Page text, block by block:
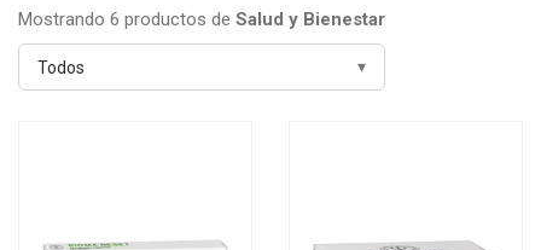
Mostrando 6 productos de Salud y Bienestar